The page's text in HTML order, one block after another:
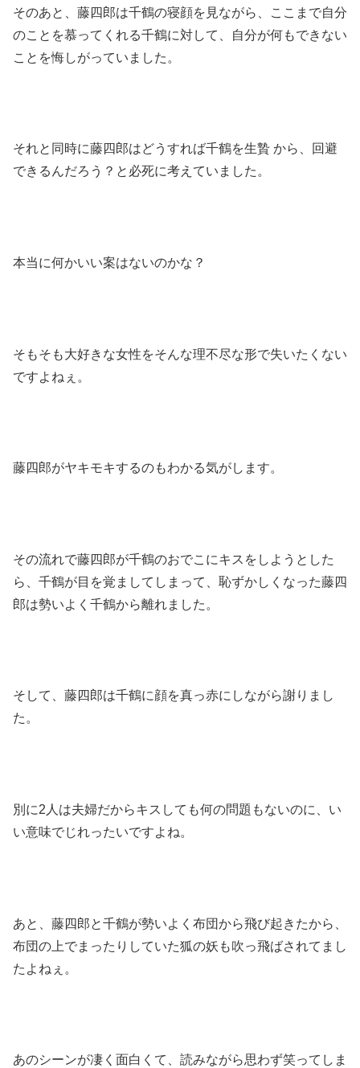
そのあと、藤四郎は千鶴の寝顔を見ながら、ここまで自分
のことを慕ってくれる千鶴に対して、自分が何もできない
ことを悔しがっていました。
それと同時に藤四郎はどうすれば千鶴を生贄 から、回避
できるんだろう？と必死に考えていました。
本当に何かいい案はないのかな？
そもそも大好きな女性をそんな理不尽な形で失いたくない
ですよねぇ。
藤四郎がヤキモキするのもわかる気がします。
その流れで藤四郎が千鶴のおでこにキスをしようとした
ら、千鶴が目を覚ましてしまって、恥ずかしくなった藤四
郎は勢いよく千鶴から離れました。
そして、藤四郎は千鶴に顔を真っ赤にしながら謝りまし
た。
別に2人は夫婦だからキスしても何の問題もないのに、い
い意味でじれったいですよね。
あと、藤四郎と千鶴が勢いよく布団から飛び起きたから、
布団の上でまったりしていた狐の妖も吹っ飛ばされてまし
たよねぇ。
あのシーンが凄く面白くて、読みながら思わず笑ってしま